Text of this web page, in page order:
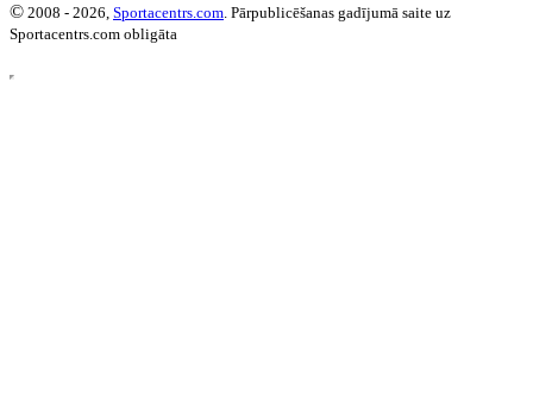
© 2008 - 2026, Sportacentrs.com. Pārpublicēšanas gadījumā saite uz
Sportacentrs.com obligāta